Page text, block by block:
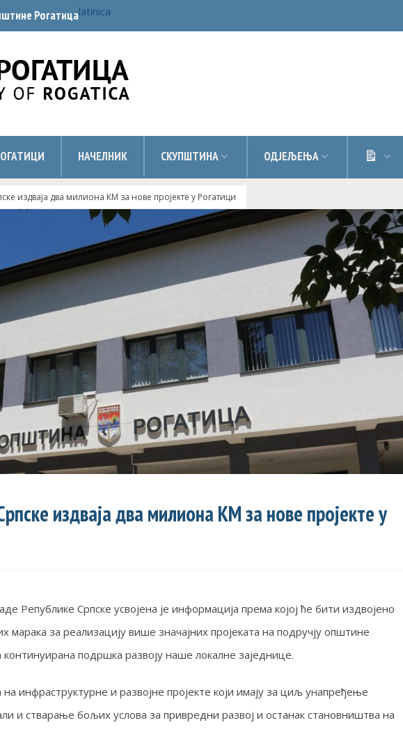
Рогатицаlatinica
НАЧЕЛНИК СКУПШТИНА ОДЈЕЉЕЊА
издваја два милиона КМ за нове пројекте у Рогатици
издваја два милиона КМ за нове пројекте у
Републике Српске усвојена је информација према којој ће бити издвојено
марака за реализацију више значајних пројеката на подручју општине
подршка развоју наше локалне заједнице.
инфраструктурне и развојне пројекте који имају за циљ унапређење
и стварање бољих услова за привредни развој и останак становништва на